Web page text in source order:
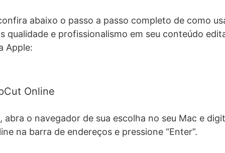
abaixo o passo a passo completo de como
qualidade e profissionalismo em seu conteúdo
Apple:
Online
abra o navegador de sua escolha no seu Mac e
na barra de endereços e pressione “Enter”.